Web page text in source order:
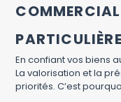
COMMERCIAL
En confiant vos biens
La valorisation et la
priorités. C’est